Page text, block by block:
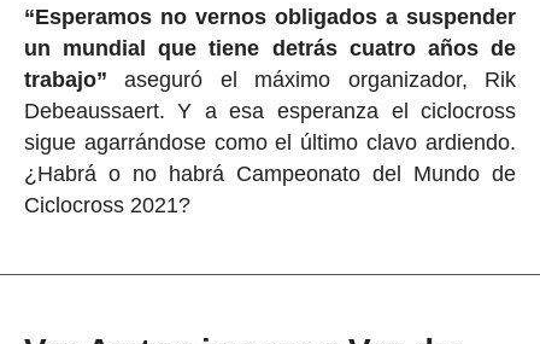
“Esperamos no vernos obligados a suspender
un mundial que tiene detrás cuatro años de
trabajo” aseguró el máximo organizador, Rik
Debeaussaert. Y a esa esperanza el ciclocross
sigue agarrándose como el último clavo ardiendo.
¿Habrá o no habrá Campeonato del Mundo de
Ciclocross 2021?